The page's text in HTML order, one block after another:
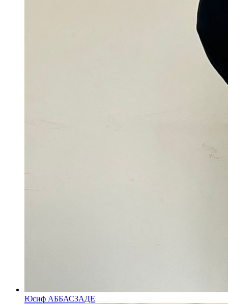
Юсиф АББАСЗАДЕ